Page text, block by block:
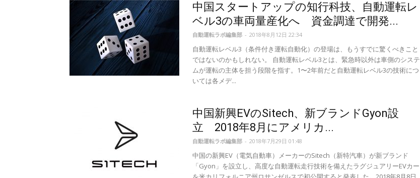
ラ
ボ
中国スタートアップの知行科技、自動運転レ
ベル3の車両量産化へ 資金調達で開発...
自動運転ラボ編集部 - 2018年8月12日 22:34
自動運転レベル3（条件付き運転自動化）の登場は、もうすでに驚くべきこと
ではないのかもしれない。 自動運転レベル3とは、緊急時以外は車側のシステ
ムが運転の主体を担う段階を指す。1〜2年前だと自動運転レベル3の技術につ
いては各メデ...
中国新興EVのSitech、新ブランドGyon設
立 2018年8月にアメリカ...
自動運転ラボ編集部 - 2018年7月29日 01:48
中国の新興EV（電気自動車）メーカーのSitech（新特汽車）が新ブランド
「Gyon」を設立し、高度な自動運転走行技術を備えたラグジュアリーEVカー